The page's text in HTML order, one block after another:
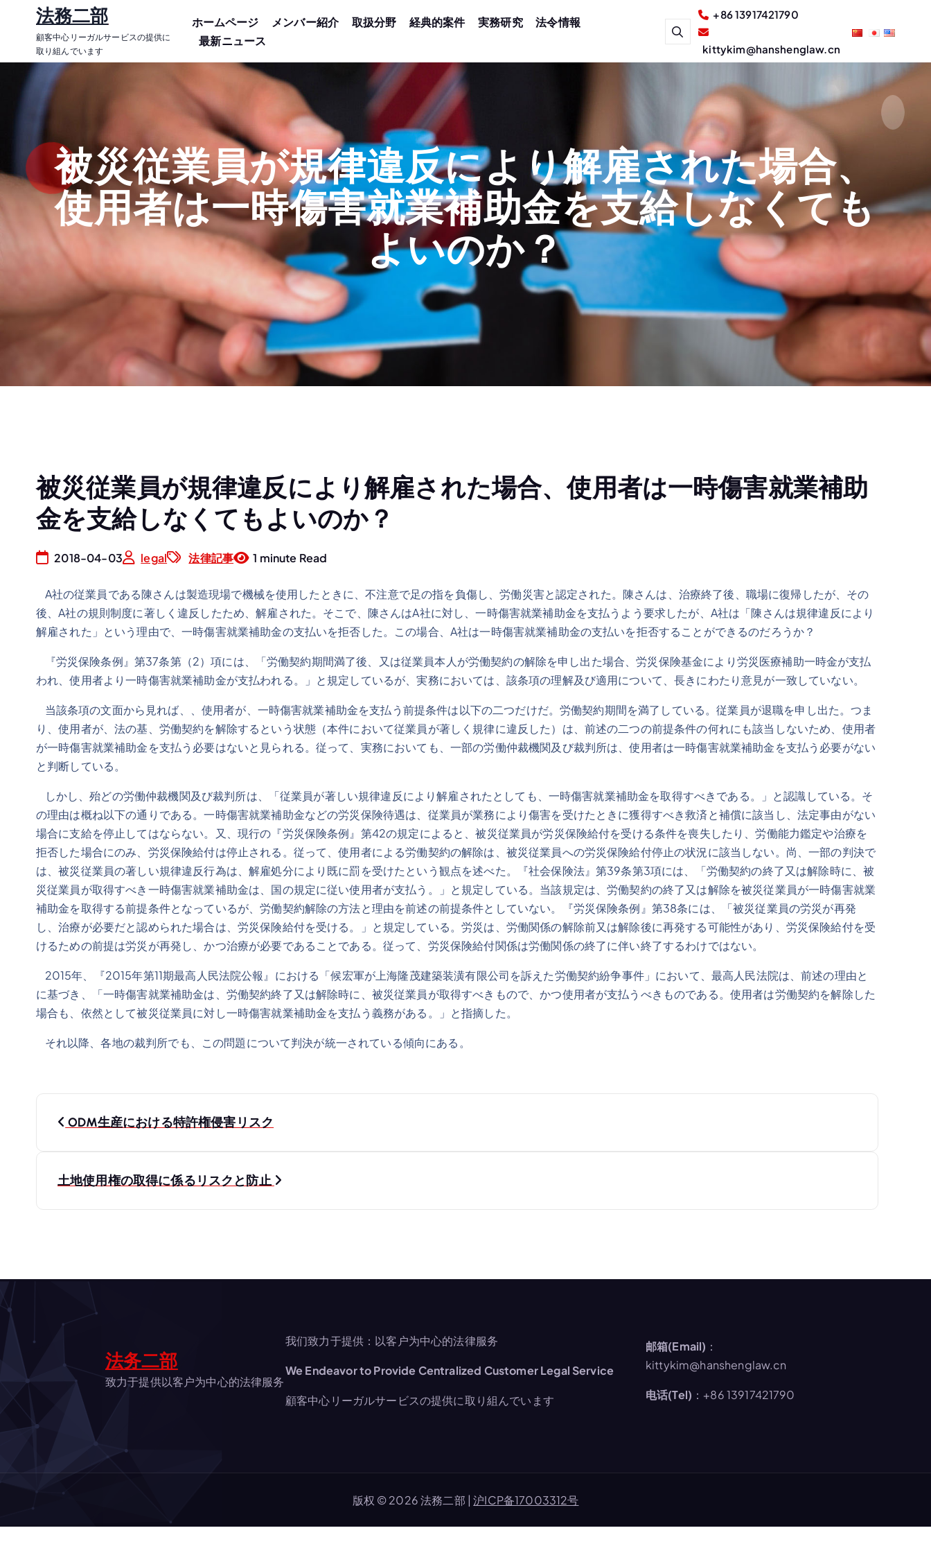
ン
プ
法務二部
顧客中心リーガルサービスの提供に
取り組んでいます
ホームページ メンバー紹介 取扱分野 経典的案件 実務研究
法令情報
最新ニュース
+86 13917421790
kittykim@hanshenglaw.cn
被災従業員が規律違反により解雇された場合、
使用者は一時傷害就業補助金を支給しなくても
よいのか？
被災従業員が規律違反により解雇された場合、使用者は一時傷害就業補助
金を支給しなくてもよいのか？
2018-04-03 legal 法律記事 1 minute Read
A社の従業員である陳さんは製造現場で機械を使用したときに、不注意で足の指を負傷し、労働災害と認定された。陳さんは、治療終了後、職場に復帰したが、その
後、A社の規則制度に著しく違反したため、解雇された。そこで、陳さんはA社に対し、一時傷害就業補助金を支払うよう要求したが、A社は「陳さんは規律違反により
解雇された」という理由で、一時傷害就業補助金の支払いを拒否した。この場合、A社は一時傷害就業補助金の支払いを拒否することができるのだろうか？
『労災保険条例』第37条第（2）項には、「労働契約期間満了後、又は従業員本人が労働契約の解除を申し出た場合、労災保険基金により労災医療補助一時金が支払
われ、使用者より一時傷害就業補助金が支払われる。」と規定しているが、実務においては、該条項の理解及び適用について、長きにわたり意見が一致していない。
当該条項の文面から見れば、、使用者が、一時傷害就業補助金を支払う前提条件は以下の二つだけだ。労働契約期間を満了している。従業員が退職を申し出た。つま
り、使用者が、法の基、労働契約を解除するという状態（本件において従業員が著しく規律に違反した）は、前述の二つの前提条件の何れにも該当しないため、使用者
が一時傷害就業補助金を支払う必要はないと見られる。従って、実務においても、一部の労働仲裁機関及び裁判所は、使用者は一時傷害就業補助金を支払う必要がない
と判断している。
しかし、殆どの労働仲裁機関及び裁判所は、「従業員が著しい規律違反により解雇されたとしても、一時傷害就業補助金を取得すべきである。」と認識している。そ
の理由は概ね以下の通りである。一時傷害就業補助金などの労災保険待遇は、従業員が業務により傷害を受けたときに獲得すべき救済と補償に該当し、法定事由がない
場合に支給を停止してはならない。又、現行の『労災保険条例』第42の規定によると、被災従業員が労災保険給付を受ける条件を喪失したり、労働能力鑑定や治療を
拒否した場合にのみ、労災保険給付は停止される。従って、使用者による労働契約の解除は、被災従業員への労災保険給付停止の状況に該当しない。尚、一部の判決で
は、被災従業員の著しい規律違反行為は、解雇処分により既に罰を受けたという観点を述べた。『社会保険法』第39条第3項には、「労働契約の終了又は解除時に、被
災従業員が取得すべき一時傷害就業補助金は、国の規定に従い使用者が支払う。」と規定している。当該規定は、労働契約の終了又は解除を被災従業員が一時傷害就業
補助金を取得する前提条件となっているが、労働契約解除の方法と理由を前述の前提条件としていない。『労災保険条例』第38条には、「被災従業員の労災が再発
し、治療が必要だと認められた場合は、労災保険給付を受ける。」と規定している。労災は、労働関係の解除前又は解除後に再発する可能性があり、労災保険給付を受
けるための前提は労災が再発し、かつ治療が必要であることである。従って、労災保険給付関係は労働関係の終了に伴い終了するわけではない。
2015年、『2015年第11期最高人民法院公報』における「候宏軍が上海隆茂建築装潢有限公司を訴えた労働契約紛争事件」において、最高人民法院は、前述の理由と
に基づき、「一時傷害就業補助金は、労働契約終了又は解除時に、被災従業員が取得すべきもので、かつ使用者が支払うべきものである。使用者は労働契約を解除した
場合も、依然として被災従業員に対し一時傷害就業補助金を支払う義務がある。」と指摘した。
それ以降、各地の裁判所でも、この問題について判決が統一されている傾向にある。
投
ナ
ョ
ン
ODM生産における特許権侵害リスク
土地使用権の取得に係るリスクと防止
法务二部
致力于提供以客户为中心的法律服务
我们致力于提供：以客户为中心的法律服务
We Endeavor to Provide Centralized Customer Legal Service
顧客中心リーガルサービスの提供に取り組んでいます
邮箱(Email) ：
kittykim@hanshenglaw.cn
电话(Tel) ：+86 13917421790
版权 © 2026 法務二部 |沪ICP备17003312号